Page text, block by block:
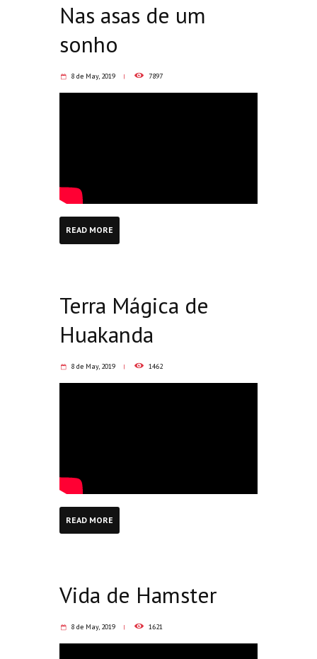
Nas asas de um
sonho
8 de May, 2019 7897
READ MORE
Terra Mágica de
Huakanda
8 de May, 2019 1462
READ MORE
Vida de Hamster
8 de May, 2019 1621